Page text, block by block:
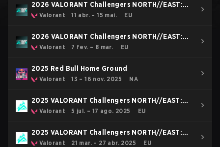
2026 VALORANT Challengers NORTH//EAST:
Stage 2
Valorant 11 abr. – 15 mai. EU
2026 VALORANT Challengers NORTH//EAST:
Stage 1
Valorant 7 fev. – 8 mar. EU
2025 Red Bull Home Ground
Valorant 13 – 16 nov. 2025 NA
2025 VALORANT Challengers NORTH//EAST:
Stage 3
Valorant 5 jul. – 17 ago. 2025 EU
2025 VALORANT Challengers NORTH//EAST:
Stage 2
Valorant 21 mar. – 27 abr. 2025 EU